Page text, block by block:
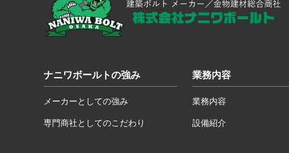
ナニワボールトの強み
メーカーとしての強み
専門商社としてのこだわり
業務内容
業務内容
設備紹介